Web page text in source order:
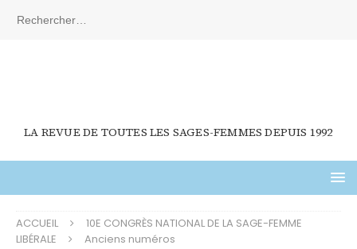
LA REVUE DE TOUTES LES SAGES-FEMMES DEPUIS 1992
ACCUEIL
10E CONGRÈS NATIONAL DE LA SAGE-FEMME
LIBÉRALE
Anciens numéros